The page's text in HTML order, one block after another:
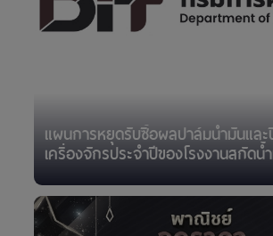
แผนการหยุดรับซื้อผลปาล์มน้ำมันแล
เครื่องจักรประจำปีของโรงงานสกัดน้